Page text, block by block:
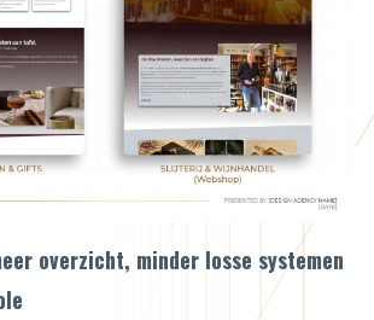
overzicht, minder losse systemen